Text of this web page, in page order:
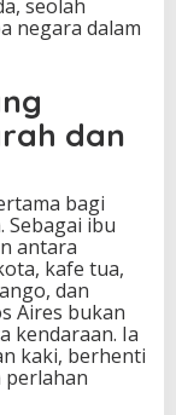
seolah
negara dalam
dan
bagi
Sebagai ibu
antara
kafe tua,
dan
Aires bukan
kendaraan. Ia
kaki, berhenti
perlahan